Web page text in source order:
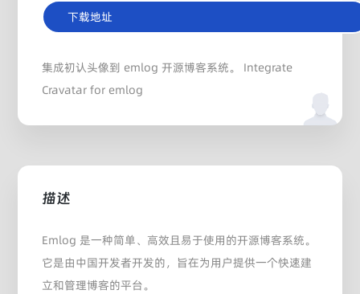
下载地址
集成初认头像到 emlog 开源博客系统。 Integrate
Cravatar for emlog
描述
Emlog 是一种简单、高效且易于使用的开源博客系统。
它是由中国开发者开发的，旨在为用户提供一个快速建
立和管理博客的平台。